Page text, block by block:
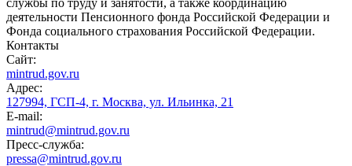
службы по труду и занятости, а также координацию
деятельности Пенсионного фонда Российской Федерации и
Фонда социального страхования Российской Федерации.
Контакты
Сайт:
mintrud.gov.ru
Адрес:
127994, ГСП-4, г. Москва, ул. Ильинка, 21
E-mail:
mintrud@mintrud.gov.ru
Пресс-служба:
pressa@mintrud.gov.ru